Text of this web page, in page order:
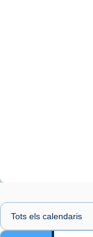
presidit
Santes de
🔗